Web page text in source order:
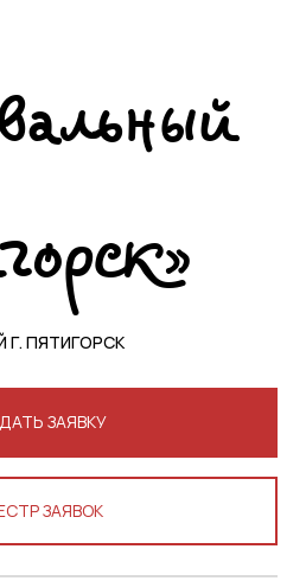
Г. ПЯТИГОРСК
ЗАЯВКУ
ЗАЯВОК